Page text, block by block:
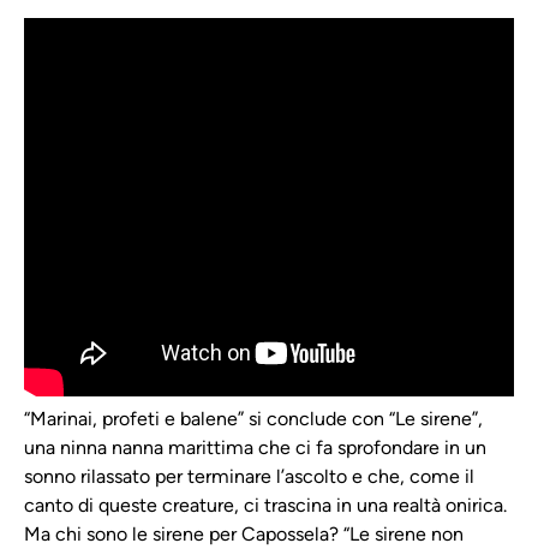
“Marinai, profeti e balene” si conclude con “Le sirene”,
una ninna nanna marittima che ci fa sprofondare in un
sonno rilassato per terminare l’ascolto e che, come il
canto di queste creature, ci trascina in una realtà onirica.
Ma chi sono le sirene per Capossela? “Le sirene non